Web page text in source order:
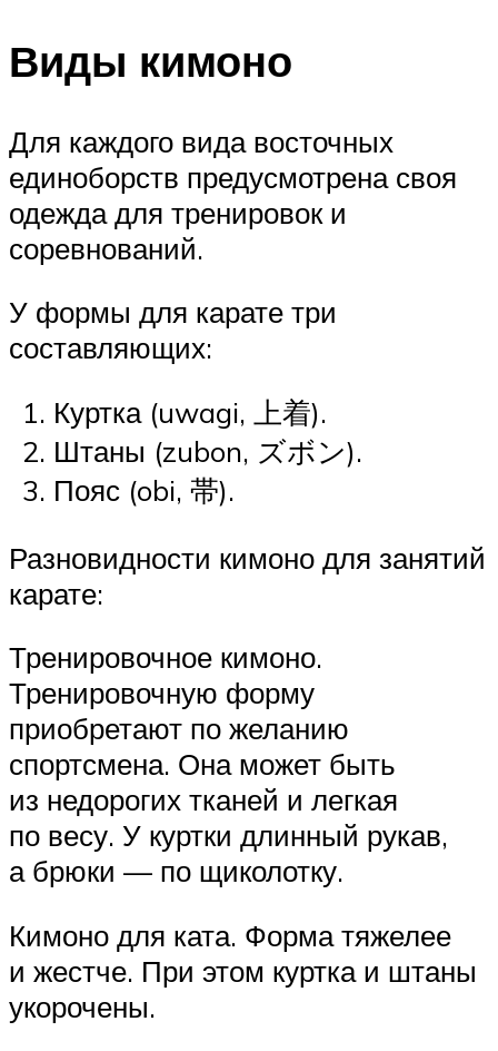
Виды кимоно
Для каждого вида восточных
единоборств предусмотрена своя
одежда для тренировок и
соревнований.
У формы для карате три
составляющих:
Куртка (uwagi, 上着).
Штаны (zubon, ズボン).
Пояс (obi, 帯).
Разновидности кимоно для занятий
карате:
Тренировочное кимоно.
Тренировочную форму
приобретают по желанию
спортсмена. Она может быть
из недорогих тканей и легкая
по весу. У куртки длинный рукав,
а брюки — по щиколотку.
Кимоно для ката. Форма тяжелее
и жестче. При этом куртка и штаны
укорочены.